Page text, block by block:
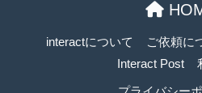
interactについて ご依頼に
Interact Post